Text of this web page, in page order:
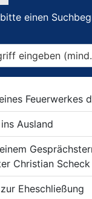
einen
Feuerwerkes
Ausland
Christian Scheck
Eheschließung